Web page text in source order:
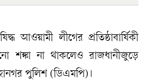
আওয়ামী লীগের প্রতিষ্ঠাবার্ষিকী
শঙ্কা না থাকলেও রাজধানীজুড়ে
পুলিশ (ডিএমপি)।